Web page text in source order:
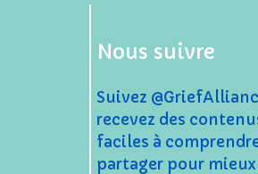
Nous suivre
Suivez
recevez des
faciles à
partager pour mieux